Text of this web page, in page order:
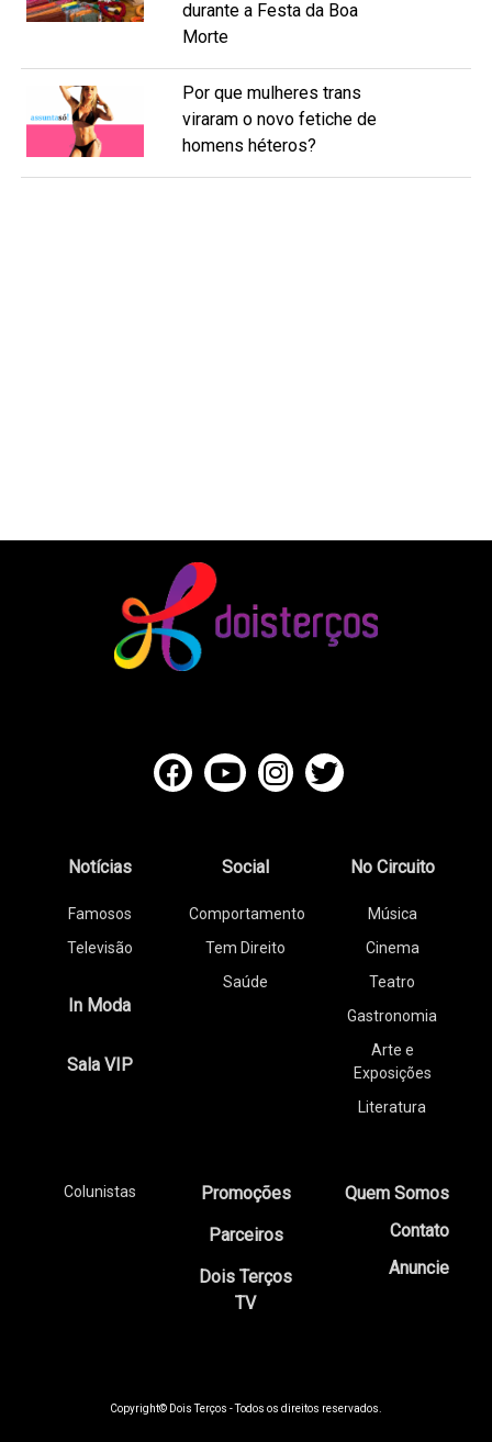
durante a Festa da Boa
Morte
Por que mulheres trans
viraram o novo fetiche de
homens héteros?
Notícias
Famosos
Televisão
In Moda
Sala VIP
Social
Comportamento
Tem Direito
Saúde
No Circuito
Música
Cinema
Teatro
Gastronomia
Arte e
Exposições
Literatura
Colunistas
Promoções
Parceiros
Dois Terços
TV
Quem Somos
Contato
Anuncie
Copyright© Dois Terços - Todos os direitos reservados.